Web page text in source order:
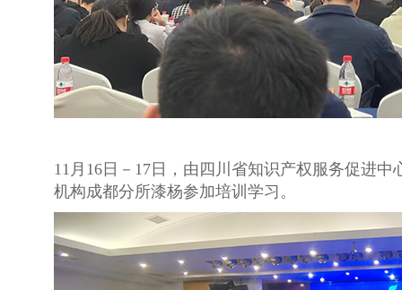
11月16日－17日，由四川省知识产权服务促进
机构成都分所漆杨参加培训学习。